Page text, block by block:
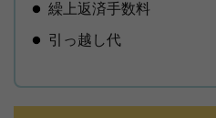
繰上返済手数料
引っ越し代